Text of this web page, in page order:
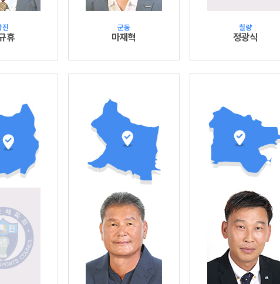
진
휴
군동
마재혁
칠량
정광식